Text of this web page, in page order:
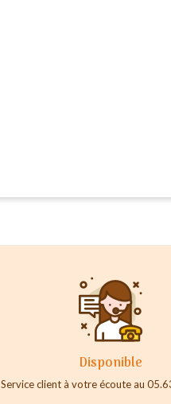
Disponible
Service client à votre écoute au